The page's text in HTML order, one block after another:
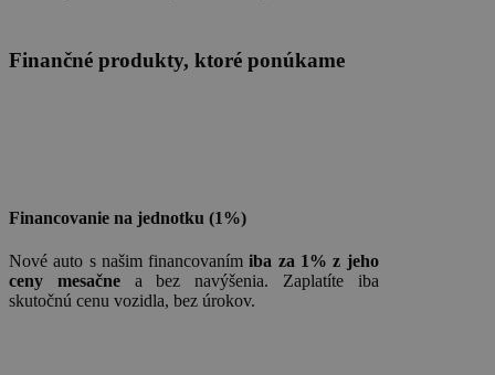
Finančné produkty, ktoré ponúkame
Financovanie na jednotku (1%)
Nové auto s našim financovanímiba za 1% z jeho
ceny mesačne a bez navýšenia. Zaplatíte iba
skutočnú cenu vozidla, bez úrokov.